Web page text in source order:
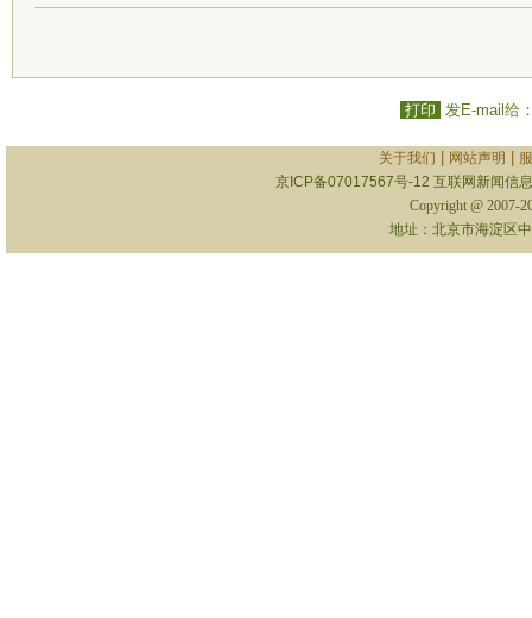
打印 发E-mail给
关于我们 网站声明
京ICP备07017567号-12 互联网新闻信
Copyright @ 2007-
地址：北京市海淀区